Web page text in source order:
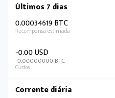
Últimos 7 dias
0.00034619 BTC
-0.00 USD
-0.00000000 BTC
Corrente diária